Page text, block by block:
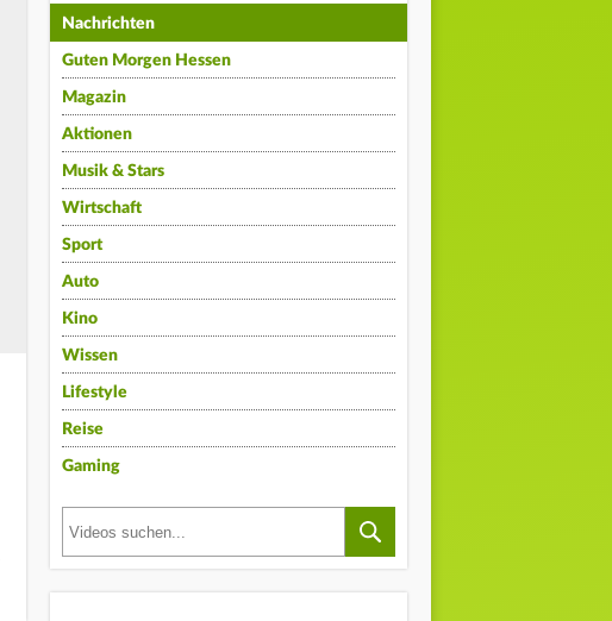
Nachrichten
Guten Morgen Hessen
Magazin
Aktionen
Musik & Stars
Wirtschaft
Sport
Auto
Kino
Wissen
Lifestyle
Reise
Gaming